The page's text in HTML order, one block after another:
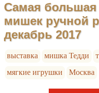
Самая
мишек ручной
декабрь 2017
выставка мишка Тедди
мягкие игрушки
Москва